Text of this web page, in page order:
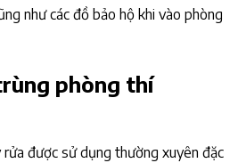
như các đồ bảo hộ khi vào phòng
phòng thí
được sử dụng thường xuyên đặc